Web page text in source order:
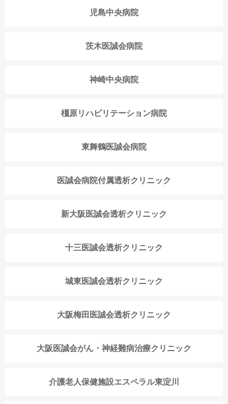
児島中央病院
茨木医誠会病院
神崎中央病院
橿原リハビリテーション病院
東舞鶴医誠会病院
医誠会病院付属透析クリニック
新大阪医誠会透析クリニック
十三医誠会透析クリニック
城東医誠会透析クリニック
大阪梅田医誠会透析クリニック
大阪医誠会がん・神経難病治療クリニック
介護老人保健施設エスペラル東淀川